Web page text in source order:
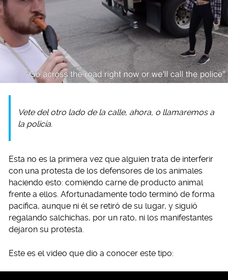
Vete del otro lado de la calle, ahora, o llamaremos a
la policía.
Esta no es la primera vez que alguien trata de interferir
con una protesta de los defensores de los animales
haciendo esto: comiendo carne de producto animal
frente a ellos. Afortunadamente todo terminó de forma
pacífica, aunque ni él se retiró de su lugar, y siguió
regalando salchichas, por un rato, ni los manifestantes
dejaron su protesta.
Este es el video que dio a conocer este tipo: